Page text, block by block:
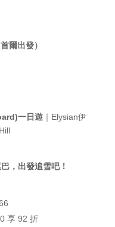
爾出發）
一日遊｜Elysian伊
，出發追雪吧！
享 92 折